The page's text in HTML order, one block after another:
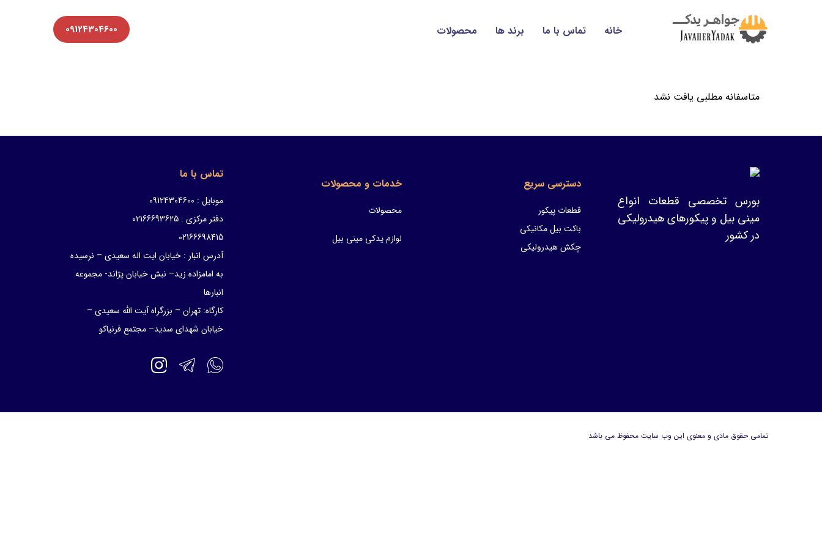
خانه تماس با ما برند ها محصولات 09124304600
متاسفانه مطلبی یافت نشد
بورس تخصصی قطعات انواع
مینی بیل و پیکورهای هیدرولیکی
در کشور
دسترسی سریع
قطعات پیکور
باکت بیل مکانیکی
چکش هیدرولیکی
خدمات و محصولات
محصولات
لوازم یدکی مینی بیل
تماس با ما
موبایل : 09124304600
دفتر مرکزی : 02166693625
02166698415
آدرس انبار : خیابان ایت اله سعیدی – نرسیده
به امامزاده زید– نبش خیابان پژاند- مجموعه
انبارها
کارگاه: تهران – بزرگراه آیت الله سعیدی –
خیابان شهدای سدید– مجتمع فرنیاکو
تمامی حقوق مادی و معنوی این وب سایت محفوظ می باشد